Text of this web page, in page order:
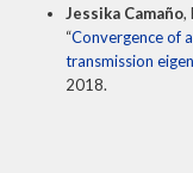
Jessika Camaño,
“Convergence of
transmission
2018.